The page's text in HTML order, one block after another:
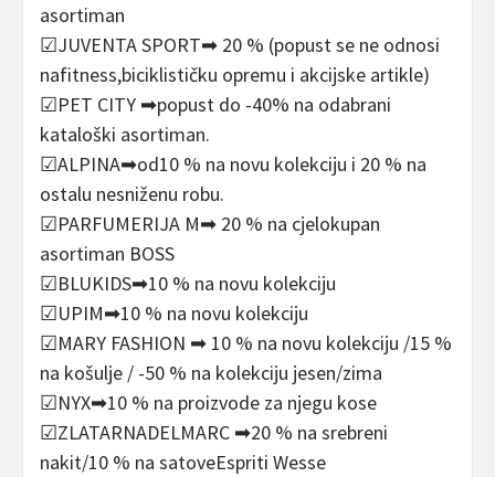
asortiman
☑JUVENTA SPORT➡ 20 % (popust se ne odnosi
nafitness,biciklističku opremu i akcijske artikle)
☑PET CITY ➡popust do -40% na odabrani
kataloški asortiman.
☑ALPINA➡od10 % na novu kolekciju i 20 % na
ostalu nesniženu robu.
☑PARFUMERIJA M➡ 20 % na cjelokupan
asortiman BOSS
☑BLUKIDS➡10 % na novu kolekciju
☑UPIM➡10 % na novu kolekciju
☑MARY FASHION ➡ 10 % na novu kolekciju /15 %
na košulje / -50 % na kolekciju jesen/zima
☑NYX➡10 % na proizvode za njegu kose
☑ZLATARNADELMARC ➡20 % na srebreni
nakit/10 % na satoveEspriti Wesse